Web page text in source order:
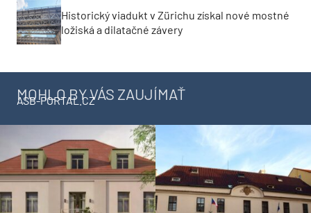
Historický viadukt v Zürichu získal nové mostné
ložiská a dilatačné závery
MOHLO BY VÁS ZAUJÍMAŤ
ASB-PORTAL.CZ